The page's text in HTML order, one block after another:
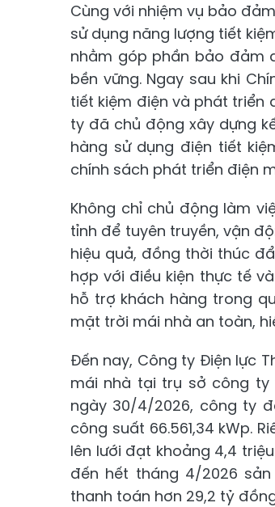
Cùng với nhiệm vụ bảo
sử dụng năng lượng tiết
nhằm góp phần bảo đảm
bền vững. Ngay sau khi
tiết kiệm điện và phát triển
ty đã chủ động xây dựng
hàng sử dụng điện tiết
chính sách phát triển điện
Không chỉ chủ động làm
tỉnh để tuyên truyền, vận
hiệu quả, đồng thời thúc
hợp với điều kiện thực tế
hỗ trợ khách hàng trong
mặt trời mái nhà an toàn,
Đến nay, Công ty Điện lực
mái nhà tại trụ sở công ty
ngày 30/4/2026, công ty
công suất 66.561,34 kWp.
lên lưới đạt khoảng 4,4
đến hết tháng 4/2026
thanh toán hơn 29,2 tỷ